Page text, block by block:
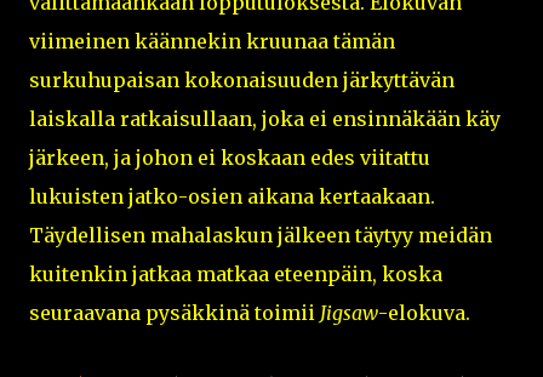
viimeinen käännekin kruunaa tämän
surkuhupaisan kokonaisuuden järkyttävän
laiskalla ratkaisullaan, joka ei ensinnäkään käy
järkeen, ja johon ei koskaan edes viitattu
lukuisten jatko-osien aikana kertaakaan.
Täydellisen mahalaskun jälkeen täytyy meidän
kuitenkin jatkaa matkaa eteenpäin, koska
seuraavana pysäkkinä toimii Jigsaw-elokuva.